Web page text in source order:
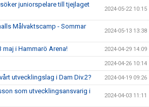
juniorspelare till tjejlaget
2024-05-22 10:15
Målvaktscamp - Sommar
2024-05-13 13:38
maj i Hammarö Arena! 2024-04-29 14:09
2024-04-26 10:14
utvecklingslag i Dam Div.2? 2024-04-19 09:26
som utvecklingsansvarig i
2024-04-03 11:11